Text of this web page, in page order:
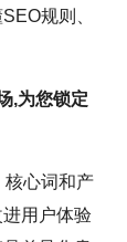
规则、
,为您锁定
核心词和产
进用户体验
业动态，深入
驱动力。只有